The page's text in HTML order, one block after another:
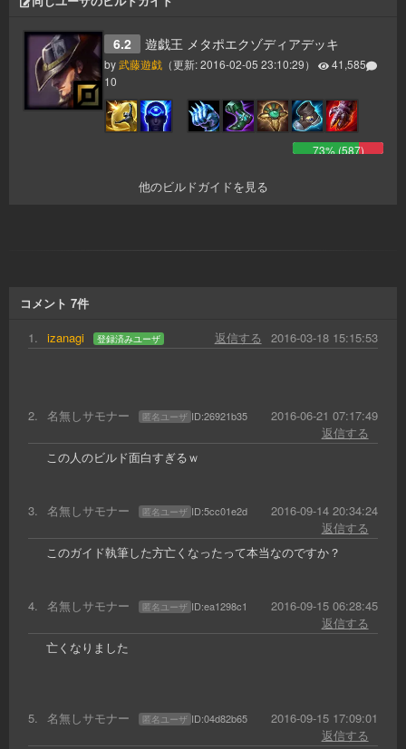
6.2 遊戯王 メタポエクゾディアデッキ
by武藤遊戯 （更新:2016-02-05 23:10:29）
41,585
10
73% (587)
他のビルドガイドを見る
コメント 7件
1. izanagi 登録済みユーザ 2016-03-18 15:15:53
返信する
2. 名無しサモナー 匿名ユーザ ID:26921b35
2016-06-21 07:17:49
返信する
この人のビルド面白すぎるｗ
3. 名無しサモナー 匿名ユーザ ID:5cc01e2d
2016-09-14 20:34:24
返信する
このガイド執筆した方亡くなったって本当なのですか？
4. 名無しサモナー 匿名ユーザ ID:ea1298c1
2016-09-15 06:28:45
返信する
亡くなりました
5. 名無しサモナー 匿名ユーザ ID:04d82b65
2016-09-15 17:09:01
返信する